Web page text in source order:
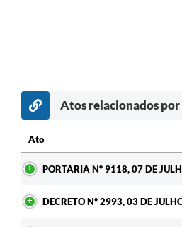
Atos relacionados por
Ato
PORTARIA Nº 9118, 07 DE
DECRETO Nº 2993, 03 DE